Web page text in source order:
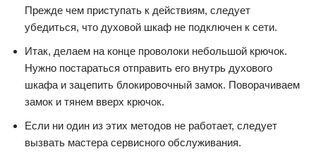
Прежде чем приступать к действиям, следует
убедиться, что духовой шкаф не подключен к сети.
Итак, делаем на конце проволоки небольшой крючок.
Нужно постараться отправить его внутрь духового
шкафа и зацепить блокировочный замок. Поворачиваем
замок и тянем вверх крючок.
Если ни один из этих методов не работает, следует
вызвать мастера сервисного обслуживания.